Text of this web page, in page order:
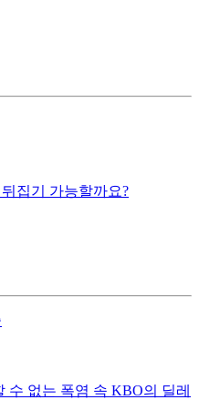
집기 가능할까요?
수 없는 폭염 속 KBO의 딜레